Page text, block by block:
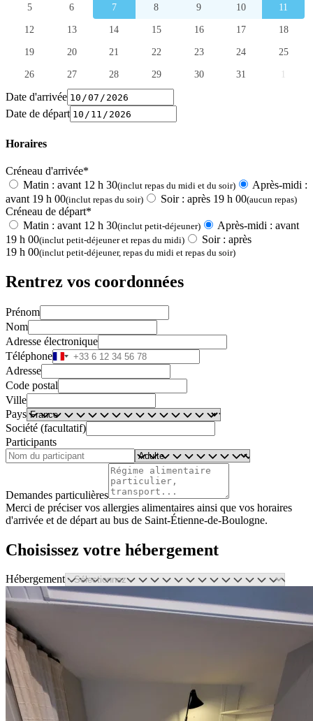
5 6 7 8 9 10 11
12 13 14 15 16 17 18
19 20 21 22 23 24 25
26 27 28 29 30 31
Date d'arrivée
Date de départ
Horaires
Créneau d'arrivée*
Matin : avant 12 h 30(inclut repas du midi et du soir)
Après-midi :
avant 19 h 00(inclut repas du soir) Soir : après 19 h 00(aucun repas)
Créneau de départ*
Matin : avant 12 h 30(inclut petit-déjeuner)
Après-midi : avant
19 h 00(inclut petit-déjeuner et repas du midi)
Soir : après
19 h 00(inclut petit-déjeuner, repas du midi et repas du soir)
Rentrez vos coordonnées
Prénom
Nom
Adresse électronique
Téléphone
Adresse
Code postal
Ville
Pays
Société (facultatif)
Participants
Demandes particulières
Merci de préciser vos allergies alimentaires ainsi que vos horaires
d'arrivée et de départ au bus de Saint-Étienne-de-Boulogne.
Choisissez votre hébergement
Hébergement